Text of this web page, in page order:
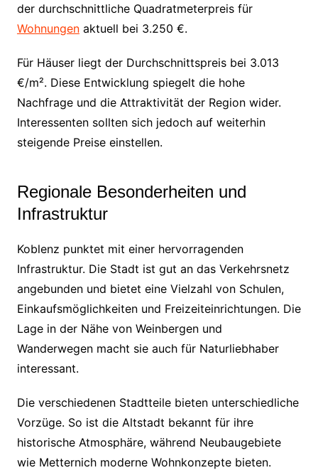
der durchschnittliche Quadratmeterpreis für
Wohnungenaktuell bei 3.250 €.
Für Häuser liegt der Durchschnittspreis bei 3.013
€/m². Diese Entwicklung spiegelt die hohe
Nachfrage und die Attraktivität der Region wider.
Interessenten sollten sich jedoch auf weiterhin
steigende Preise einstellen.
Regionale Besonderheiten und
Infrastruktur
Koblenz punktet mit einer hervorragenden
Infrastruktur. Die Stadt ist gut an das Verkehrsnetz
angebunden und bietet eine Vielzahl von Schulen,
Einkaufsmöglichkeiten und Freizeiteinrichtungen. Die
Lage in der Nähe von Weinbergen und
Wanderwegen macht sie auch für Naturliebhaber
interessant.
Die verschiedenen Stadtteile bieten unterschiedliche
Vorzüge. So ist die Altstadt bekannt für ihre
historische Atmosphäre, während Neubaugebiete
wie Metternich moderne Wohnkonzepte bieten.